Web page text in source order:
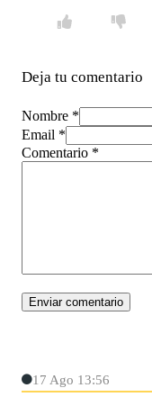
Deja tu comentario
Nombre *
Email *
Comentario *
17 Ago 13:56